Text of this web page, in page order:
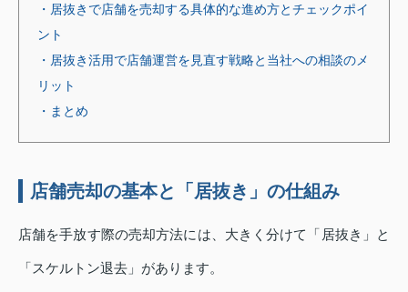
・居抜きで店舗を売却する具体的な進め方とチェックポイ
ント
・居抜き活用で店舗運営を見直す戦略と当社への相談のメ
リット
・まとめ
店舗売却の基本と「居抜き」の仕組み
店舗を手放す際の売却方法には、大きく分けて「居抜き」と
「スケルトン退去」があります。